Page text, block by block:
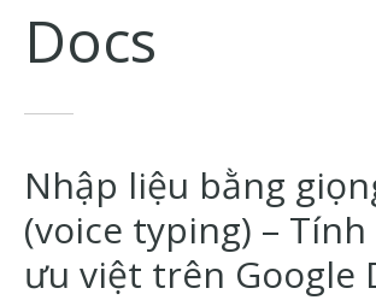
các
Google
Docs
Nhập liệu bằng
(voice typing) –
ưu việt trên Google